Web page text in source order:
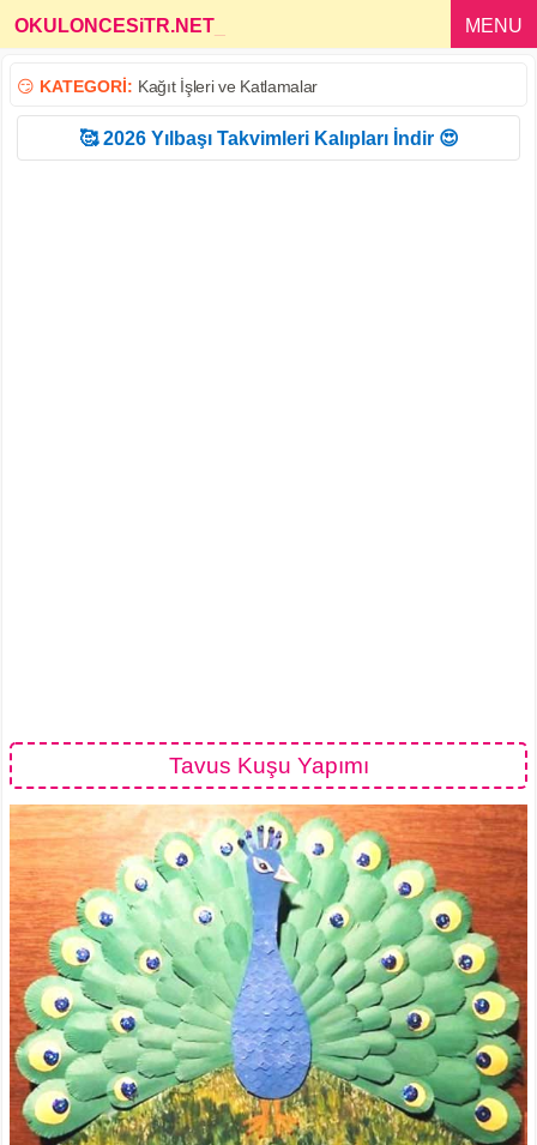
OKULONCESiTR.NET MENU
😏 KATEGORİ: Kağıt İşleri ve Katlamalar
🥰 2026 Yılbaşı Takvimleri Kalıpları İndir 😍
Tavus Kuşu Yapımı